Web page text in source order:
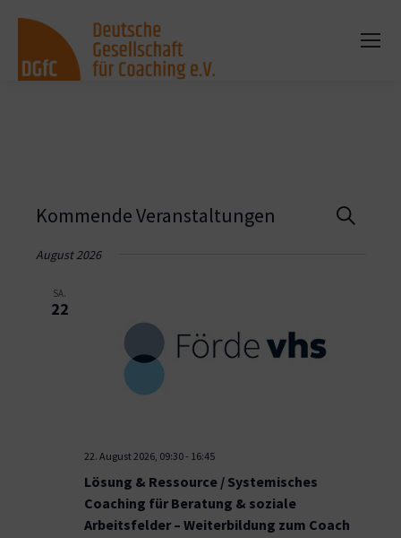
Suche
Kommende Veranstaltungen
August 2026
SA.
22
22. August 2026, 09:30- 16:45
Lösung & Ressource / Systemisches
Coaching für Beratung & soziale
Arbeitsfelder – Weiterbildung zum Coach